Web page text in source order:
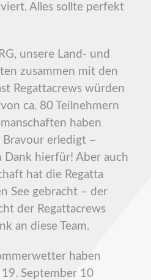
Alles sollte perfekt
unsere Land- und
zusammen mit den
Regattacrews würden
ca. 80 Teilnehmern
haben
erledigt –
Dank hierfür! Aber auch
hat die Regatta
See gebracht – der
der Regattacrews
an diese Team.
haben
September 10